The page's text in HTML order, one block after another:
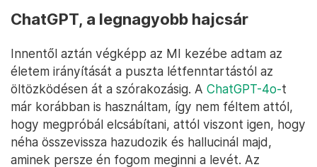
ChatGPT, a legnagyobb hajcsár
Innentől aztán végképp az MI kezébe adtam az
életem irányítását a puszta létfenntartástól az
öltözködésen át a szórakozásig. A ChatGPT-4o-t
már korábban is használtam, így nem féltem attól,
hogy megpróbál elcsábítani, attól viszont igen, hogy
néha összevissza hazudozik és hallucinál majd,
aminek persze én fogom meginni a levét. Az